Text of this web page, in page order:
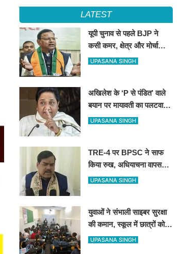
LATEST
यूपी चुनाव से पहले BJP ने
कसी कमर, क्षेत्र और मोर्चा
प्रभारियों की नई जिम्मेदारियां
UPASANA SINGH
अखिलेश के ‘P से पंडित’ वाले
बयान पर मायावती का पलटवार,
सपा को बताया ‘गिरगिट की तरह
UPASANA SINGH
TRE-4 पर BPSC ने साफ
किया रुख, अधियाचना वापस
नहीं हुई; खामियां सुधारने के बाद
UPASANA SINGH
युवाओं ने संभाली साइबर सुरक्षा
की कमान, स्कूल में छात्रों को
सिखाए ऑनलाइन फ्रॉड से
UPASANA SINGH